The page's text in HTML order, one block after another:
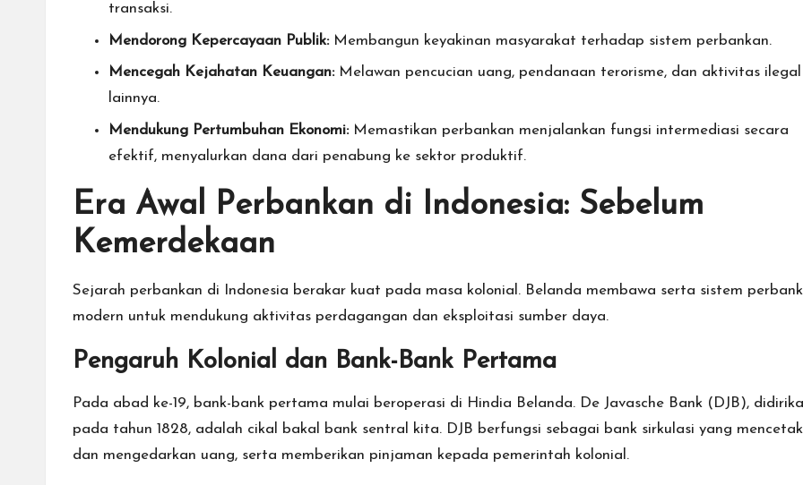
transaksi.
Mendorong Kepercayaan Publik:Membangun keyakinan masyarakat terhadap sistem perbankan.
Mencegah Kejahatan Keuangan:Melawan pencucian uang, pendanaan terorisme, dan aktivitas ilegal
lainnya.
Mendukung Pertumbuhan Ekonomi:Memastikan perbankan menjalankan fungsi intermediasi secara
efektif, menyalurkan dana dari penabung ke sektor produktif.
Era Awal Perbankan di Indonesia: Sebelum
Kemerdekaan
Sejarah perbankan di Indonesia berakar kuat pada masa kolonial. Belanda membawa serta sistem
modern untuk mendukung aktivitas perdagangan dan eksploitasi sumber daya.
Pengaruh Kolonial dan Bank-Bank Pertama
Pada abad ke-19, bank-bank pertama mulai beroperasi di Hindia Belanda. De Javasche Bank (DJB),
pada tahun 1828, adalah cikal bakal bank sentral kita. DJB berfungsi sebagai bank sirkulasi yang mencetak
dan mengedarkan uang, serta memberikan pinjaman kepada pemerintah kolonial.